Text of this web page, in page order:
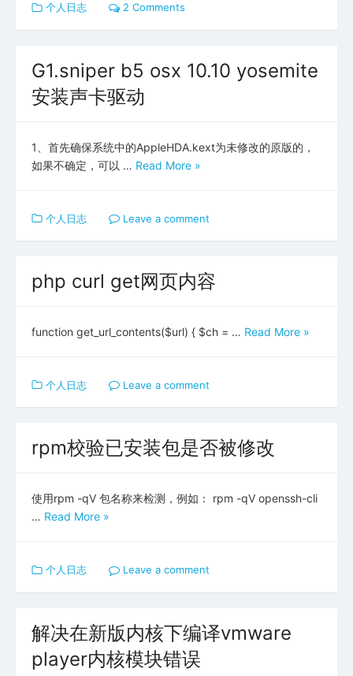
个人日志 2 Comments
G1.sniper b5 osx 10.10 yosemite
安装声卡驱动
1、首先确保系统中的AppleHDA.kext为未修改的原版的，
如果不确定，可以 … Read More »
个人日志 Leave a comment
php curl get网页内容
function get_url_contents($url) { $ch = … Read More »
个人日志 Leave a comment
rpm校验已安装包是否被修改
使用rpm -qV 包名称来检测，例如： rpm -qV openssh-cli
… Read More »
个人日志 Leave a comment
解决在新版内核下编译vmware
player内核模块错误